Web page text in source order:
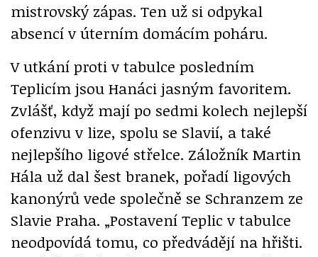
mistrovský zápas. Ten už si odpykal
absencí v úterním domácím poháru.
V utkání proti v tabulce posledním
Teplicím jsou Hanáci jasným favoritem.
Zvlášť, když mají po sedmi kolech nejlepší
ofenzivu v lize, spolu se Slavií, a také
nejlepšího ligové střelce. Záložník Martin
Hála už dal šest branek, pořadí ligových
kanonýrů vede společně se Schranzem ze
Slavie Praha. „Postavení Teplic v tabulce
neodpovídá tomu, co předvádějí na hřišti.